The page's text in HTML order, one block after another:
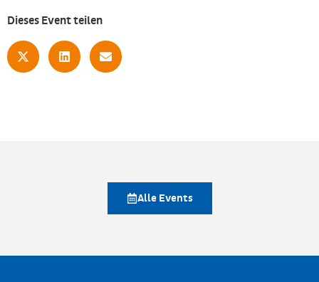
Dieses Event teilen
Alle Events